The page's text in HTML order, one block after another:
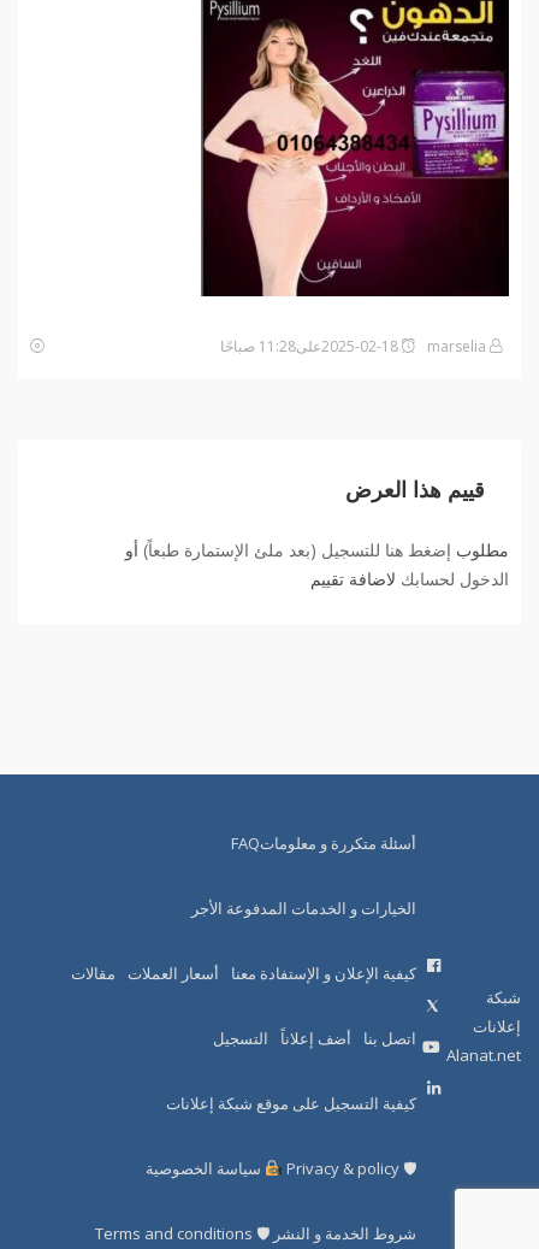
قييم هذا العرض
مطلوب إضغط هنا للتسجيل (بعد ملئ الإستمارة طبعاً) أو
الدخول لحسابك لاضافة تقييم
شبكة
إعلانات
Alanat.net
أسئلة متكررة و معلوماتFAQ
الخيارات و الخدمات المدفوعة الأجر
كيفية الإعلان و الإستفادة معنا أسعار العملات مقالات
اتصل بنا أضف إعلاناً التسجيل
كيفية التسجيل على موقع شبكة إعلانات
🛡 Privacy & policy سياسة الخصوصية
شروط الخدمة و النشر 🛡 Terms and conditions